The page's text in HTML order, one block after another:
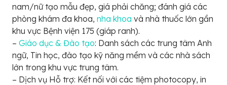
nam/nữ tạo mẫu đẹp, giá phải chăng; đánh giá các
phòng khám đa khoa, nha khoa và nhà thuốc lớn gần
khu vực Bệnh viện 175 (giáp ranh).
– Giáo dục & Đào tạo: Danh sách các trung tâm Anh
ngữ, Tin học, đào tạo kỹ năng mềm và các nhà sách
lớn trong khu vực trung tâm.
– Dịch vụ Hỗ trợ: Kết nối với các tiệm photocopy, in